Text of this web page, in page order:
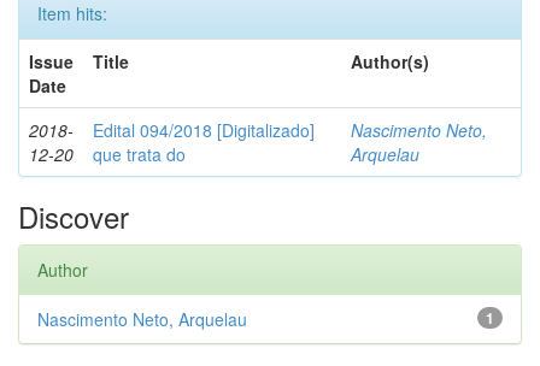
Item hits:
Issue
Date
Title Author(s)
2018-
12-20
Edital 094/2018 [Digitalizado]
que trata do
Nascimento Neto,
Arquelau
Discover
Author
1
Nascimento Neto, Arquelau